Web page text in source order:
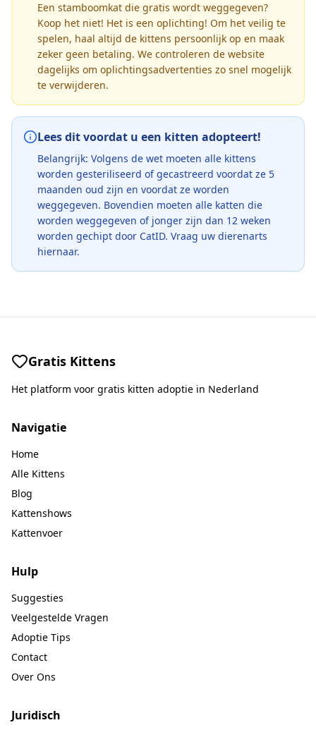
Een stamboomkat die gratis wordt weggegeven?
Koop het niet! Het is een oplichting! Om het veilig te
spelen, haal altijd de kittens persoonlijk op en maak
zeker geen betaling. We controleren de website
dagelijks om oplichtingsadvertenties zo snel mogelijk
te verwijderen.
Lees dit voordat u een kitten adopteert!
Belangrijk: Volgens de wet moeten alle kittens
worden gesteriliseerd of gecastreerd voordat ze 5
maanden oud zijn en voordat ze worden
weggegeven. Bovendien moeten alle katten die
worden weggegeven of jonger zijn dan 12 weken
worden gechipt door CatID. Vraag uw dierenarts
hiernaar.
Gratis Kittens
Het platform voor gratis kitten adoptie in Nederland
Navigatie
Home
Alle Kittens
Blog
Kattenshows
Kattenvoer
Hulp
Suggesties
Veelgestelde Vragen
Adoptie Tips
Contact
Over Ons
Juridisch